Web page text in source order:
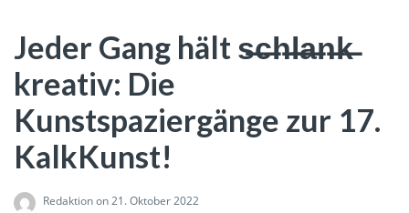
Jeder Gang hält s̶c̶h̶l̶a̶n̶k̶
kreativ: Die
Kunstspaziergänge zur 17.
KalkKunst!
Redaktionon 21. Oktober 2022